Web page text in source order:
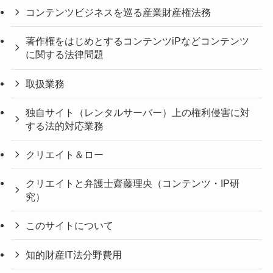
コンテンツビジネスを巡る産業財産権法務
著作権をはじめとするコンテンツiPなどコンテンツ
に関する法律問題
取扱業務
独自サイト（レンタルサーバー）上の権利侵害に対
する法的対応業務
クリエイト＆ロー
クリエイトと弁護士齋藤理央（コンテンツ・IP研
究）
このサイトについて
知的財産IT法分野費用